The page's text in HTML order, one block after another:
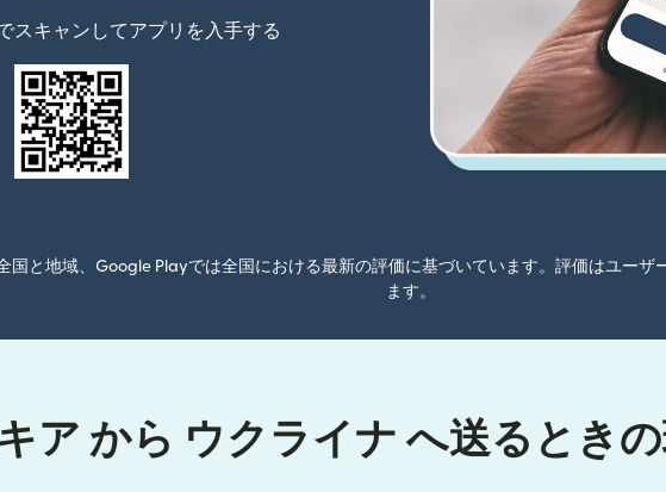
スキャンしてアプリを入手する
国と地域、Google Playでは全国における最新の評価に基づいています。評価はユーザ
ます。
ア から ウクライナ へ送るとき